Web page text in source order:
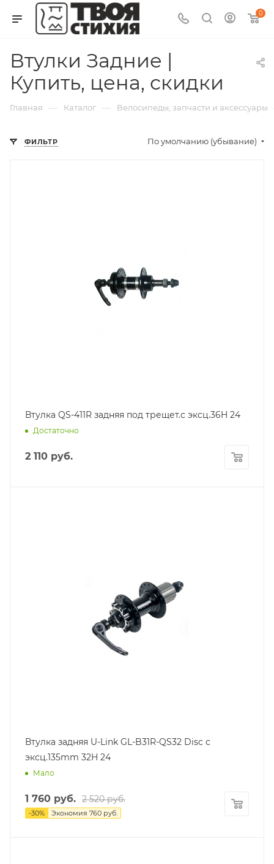
0
Втулки Задние |
Купить, цена, скидки
Главная — Каталог — Велосипеды, запчасти и аксессуары
ФИЛЬТР По умолчанию (убывание)
Втулка QS-411R задняя под трещет.с эксц.36H 24
Достаточно
2 110 руб.
Втулка задняя U-Link GL-B31R-QS32 Disc с
эксц.135mm 32H 24
Мало
1 760 руб. 2 520руб.
-30% Экономия 760 руб.